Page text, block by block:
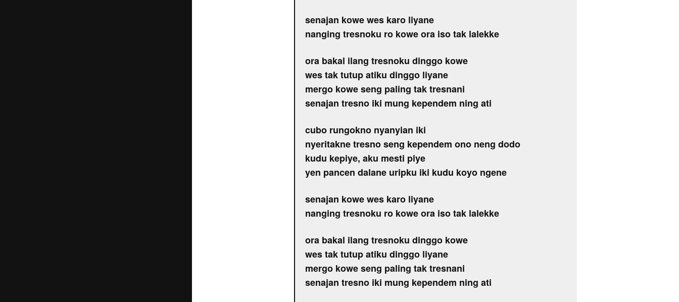
senajan kowe wes karo liyane
nanging tresnoku ro kowe ora iso tak lalekke
ora bakal ilang tresnoku dinggo kowe
wes tak tutup atiku dinggo liyane
mergo kowe seng paling tak tresnani
senajan tresno iki mung kependem ning ati
cubo rungokno nyanyian iki
nyeritakne tresno seng kependem ono neng dodo
kudu kepiye, aku mesti piye
yen pancen dalane uripku iki kudu koyo ngene
senajan kowe wes karo liyane
nanging tresnoku ro kowe ora iso tak lalekke
ora bakal ilang tresnoku dinggo kowe
wes tak tutup atiku dinggo liyane
mergo kowe seng paling tak tresnani
senajan tresno iki mung kependem ning ati